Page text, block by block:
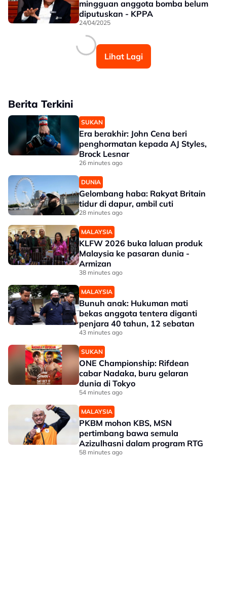
mingguan anggota bomba belum
diputuskan - KPPA
24/04/2025
Lihat Lagi
Berita Terkini
SUKAN
Era berakhir: John Cena beri
penghormatan kepada AJ Styles,
Brock Lesnar
26 minutes ago
DUNIA
Gelombang haba: Rakyat Britain
tidur di dapur, ambil cuti
28 minutes ago
MALAYSIA
KLFW 2026 buka laluan produk
Malaysia ke pasaran dunia -
Armizan
38 minutes ago
MALAYSIA
Bunuh anak: Hukuman mati
bekas anggota tentera diganti
penjara 40 tahun, 12 sebatan
43 minutes ago
SUKAN
ONE Championship: Rifdean
cabar Nadaka, buru gelaran
dunia di Tokyo
54 minutes ago
MALAYSIA
PKBM mohon KBS, MSN
pertimbang bawa semula
Azizulhasni dalam program RTG
58 minutes ago